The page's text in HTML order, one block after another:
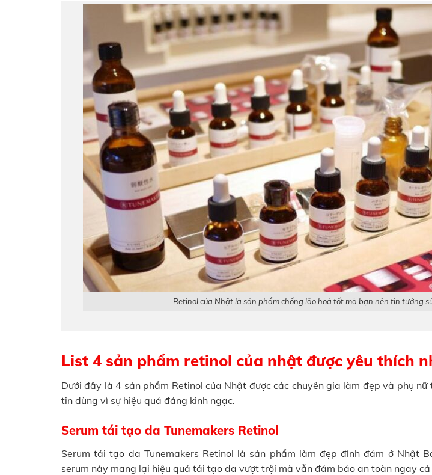
Retinol của Nhật là sản phẩm chống lão hoá tốt mà bạn nên tin tưởng
List 4 sản phẩm retinol của nhật được yêu thích
Dưới đây là 4 sản phẩm Retinol của Nhật được các chuyên gia làm đẹp và phụ
tin dùng vì sự hiệu quả đáng kinh ngạc.
Serum tái tạo da Tunemakers Retinol
Serum tái tạo da Tunemakers Retinol là sản phẩm làm đẹp đình đám ở Nhật
serum này mang lại hiệu quả tái tạo da vượt trội mà vẫn đảm bảo an toàn ngay